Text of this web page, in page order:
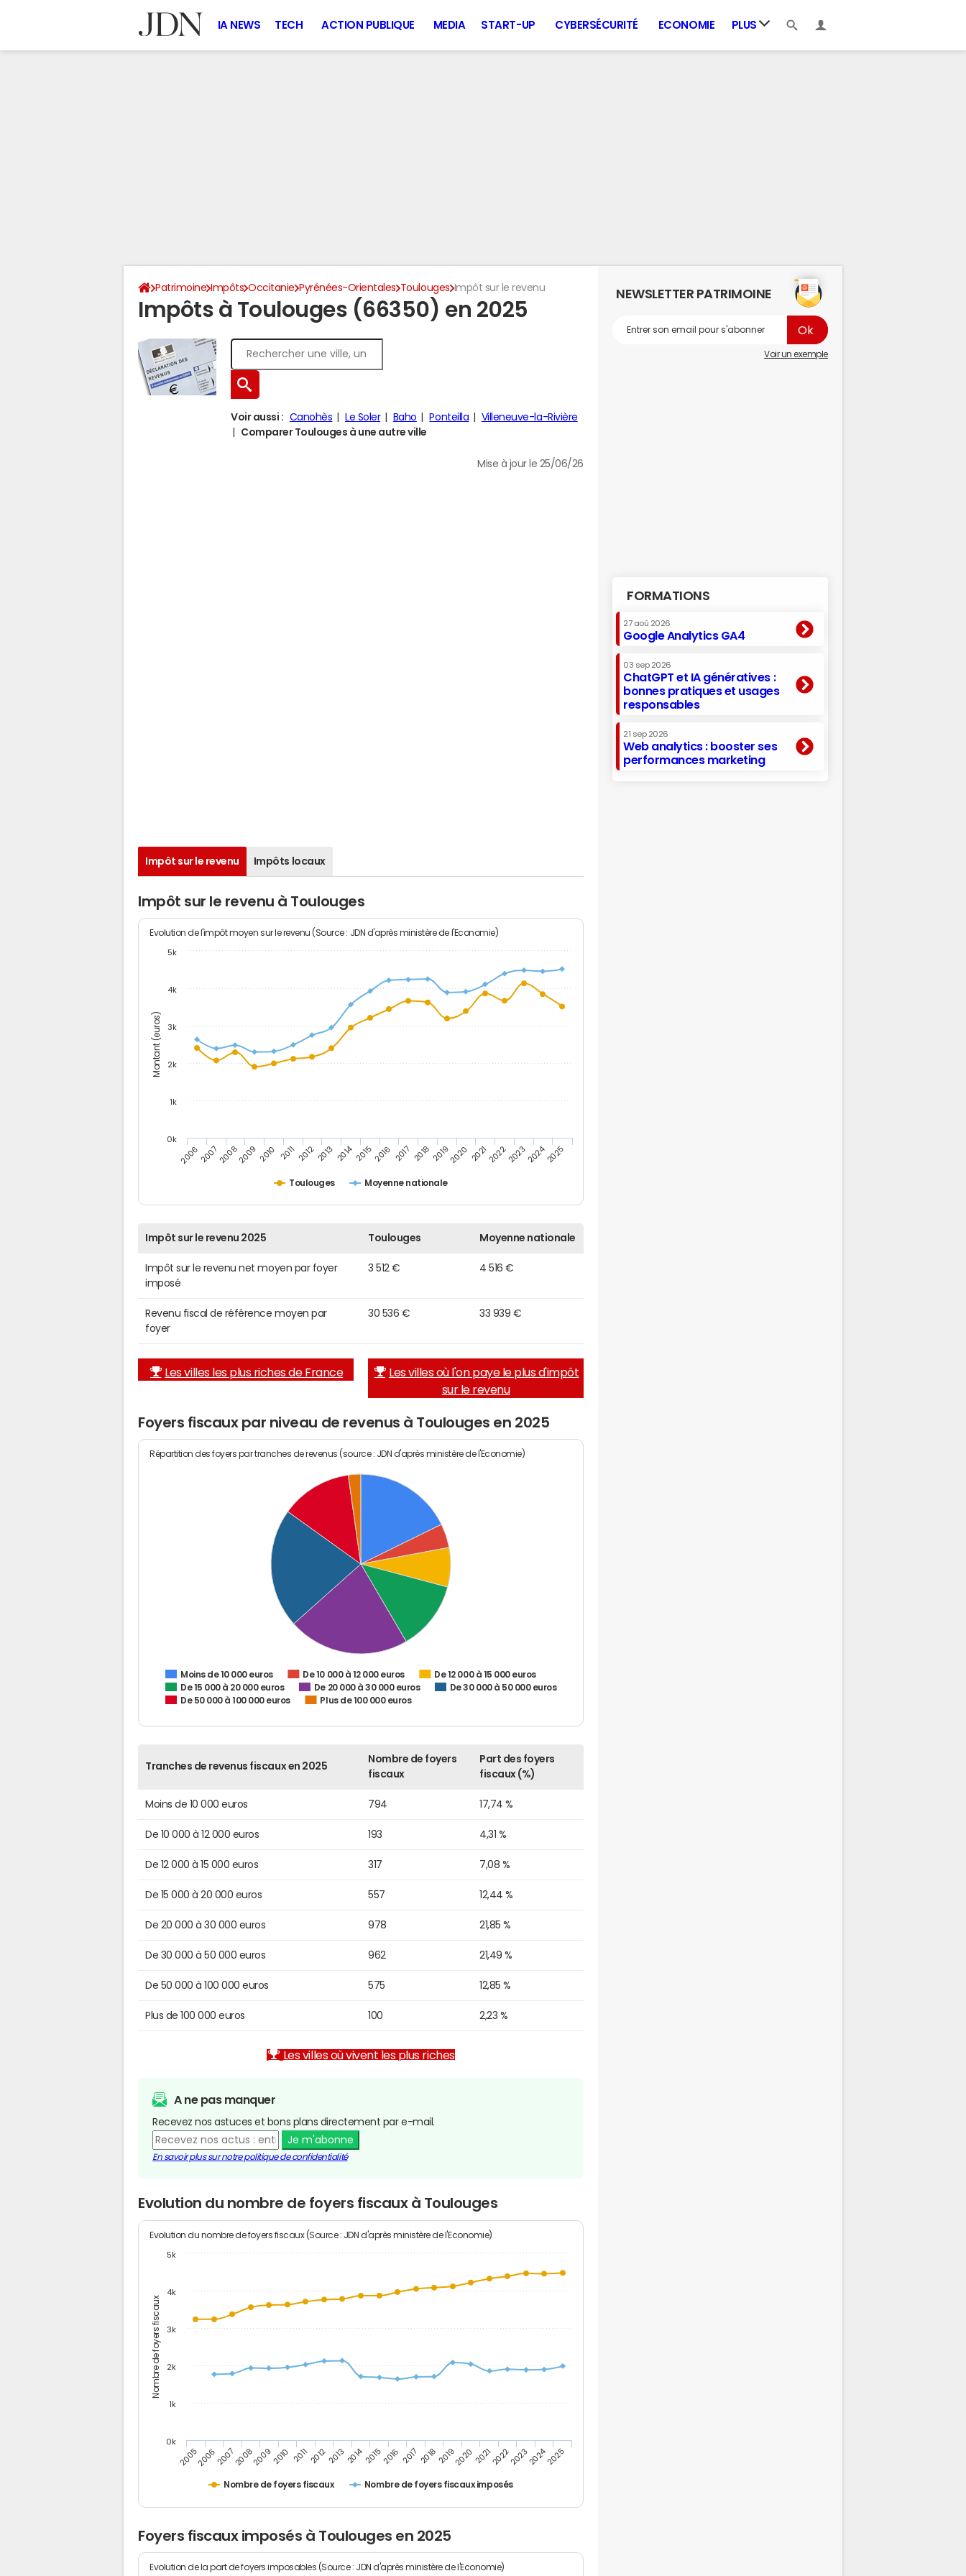
IA NEWS TECH ACTION PUBLIQUE MEDIA START-UP CYBERSÉCURITÉ ECONOMIE PLUS
Patrimoine Impôts Occitanie Pyrénées-Orientales Toulouges Impôt sur le revenu
Impôts à Toulouges (66350) en 2025
Voir aussi : Canohès Le Soler Baho Ponteilla
Villeneuve-la-Rivière
Comparer Toulouges à une autre ville
Mise à jour le 25/06/26
Impôt sur le revenu Impôts locaux
Impôt sur le revenu à Toulouges
Montant (euros)
Evolution de l'impôt moyen sur le revenu (Source : JDN d'après ministère de l'Economie)
Toulouges Moyenne nationale
20062007200820092010 2011 20122013 201420152016 2017 201820192020 20212022202320242025
0k
1k
2k
3k
4k
5k
Impôt sur le revenu 2025 Toulouges Moyenne nationale
Impôt sur le revenu net moyen par foyer
imposé
3 512 € 4 516 €
Revenu fiscal de référence moyen par
foyer
30 536 € 33 939 €
Les villes les plus riches de France
Les villes où l'on paye le plus d'impôt
sur le revenu
Foyers fiscaux par niveau de revenus à Toulouges en 2025
Répartition des foyers par tranches de revenus (source : JDN d'après ministère de l'Economie)
Moins de 10 000 euros De 10 000 à 12 000 euros
De 12 000 à 15 000 euros
De 15 000 à 20 000 euros
De 20 000 à 30 000 euros
De 30 000 à 50 000 euros
De 50 000 à 100 000 euros
Plus de 100 000 euros
Tranches de revenus fiscaux en 2025
Nombre de foyers
fiscaux
Part des foyers
fiscaux (%)
Moins de 10 000 euros 794 17,74 %
De 10 000 à 12 000 euros 193 4,31 %
De 12 000 à 15 000 euros 317 7,08 %
De 15 000 à 20 000 euros 557 12,44 %
De 20 000 à 30 000 euros 978 21,85 %
De 30 000 à 50 000 euros 962 21,49 %
De 50 000 à 100 000 euros 575 12,85 %
Plus de 100 000 euros 100 2,23 %
Les villes où vivent les plus riches
A ne pas manquer
Recevez nos astuces et bons plans directement par e-mail.
Je m'abonne
En savoir plus sur notre politique de confidentialité
Evolution du nombre de foyers fiscaux à Toulouges
Nombre de foyers fiscaux
Evolution du nombre de foyers fiscaux (Source : JDN d'après ministère de l'Economie)
Nombre de foyers fiscaux Nombre de foyers fiscaux imposés
200520062007200820092010 201120122013201420152016 2017 20182019202020212022202320242025
0k
1k
2k
3k
4k
5k
Foyers fiscaux imposés à Toulouges en 2025
Evolution de la part de foyers imposables (Source : JDN d'après ministère de l'Economie)
NEWSLETTER PATRIMOINE
Voir un exemple
FORMATIONS
27 aoû 2026
Google Analytics GA4
03 sep 2026
ChatGPT et IA génératives :
bonnes pratiques et usages
responsables
21 sep 2026
Web analytics : booster ses
performances marketing